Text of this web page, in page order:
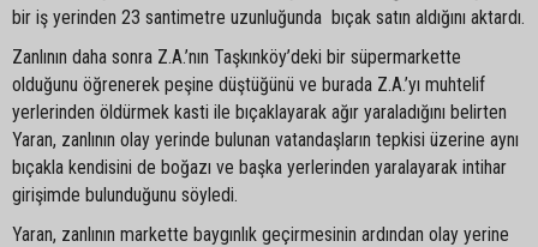
bir iş yerinden 23 santimetre uzunluğunda bıçak satın aldığını aktardı.
Zanlının daha sonra Z.A.’nın Taşkınköy’deki bir süpermarkette
olduğunu öğrenerek peşine düştüğünü ve burada Z.A.’yı muhtelif
yerlerinden öldürmek kasti ile bıçaklayarak ağır yaraladığını belirten
Yaran, zanlının olay yerinde bulunan vatandaşların tepkisi üzerine aynı
bıçakla kendisini de boğazı ve başka yerlerinden yaralayarak intihar
girişimde bulunduğunu söyledi.
Yaran, zanlının markette baygınlık geçirmesinin ardından olay yerine